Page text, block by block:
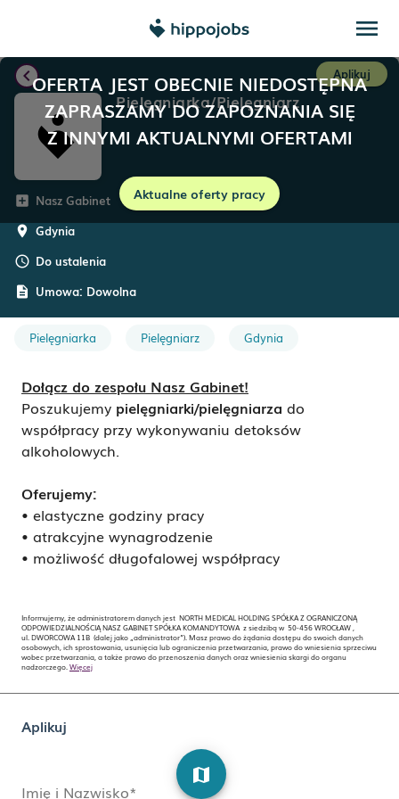
menu
OFERTA JEST OBECNIE NIEDOSTĘPNA
ZAPRASZAMY DO ZAPOZNANIA SIĘ
Z INNYMI AKTUALNYMI OFERTAMI
Aktualne oferty pracy
chevron_left Aplikuj
Pielęgniarka/Pielęgniarz
add_box Nasz Gabinet
room Gdynia
schedule Do ustalenia
description Umowa: Dowolna
Pielęgniarka Pielęgniarz Gdynia
Dołącz do zespołu Nasz Gabinet!
Poszukujemy pielęgniarki/pielęgniarza do
współpracy przy wykonywaniu detoksów
alkoholowych.
Oferujemy:
• elastyczne godziny pracy
• atrakcyjne wynagrodzenie
• możliwość długofalowej współpracy
Informujemy, że administratorem danych jest NORTH MEDICAL HOLDING SPÓŁKA Z OGRANICZONĄ
ODPOWIEDZIALNOŚCIĄ NASZ GABINET SPÓŁKA KOMANDYTOWA z siedzibą w 50-456 WROCŁAW ,
ul. DWORCOWA 11B (dalej jako „administrator”). Masz prawo do żądania dostępu do swoich danych
osobowych, ich sprostowania, usunięcia lub ograniczenia przetwarzania, prawo do wniesienia sprzeciwu
wobec przetwarzania, a także prawo do przenoszenia danych oraz wniesienia skargi do organu
nadzorczego. Więcej
Aplikuj
Imię i Nazwisko*
map